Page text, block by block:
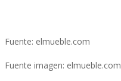
Fuente: elmueble.com
Fuente imagen: elmueble.com